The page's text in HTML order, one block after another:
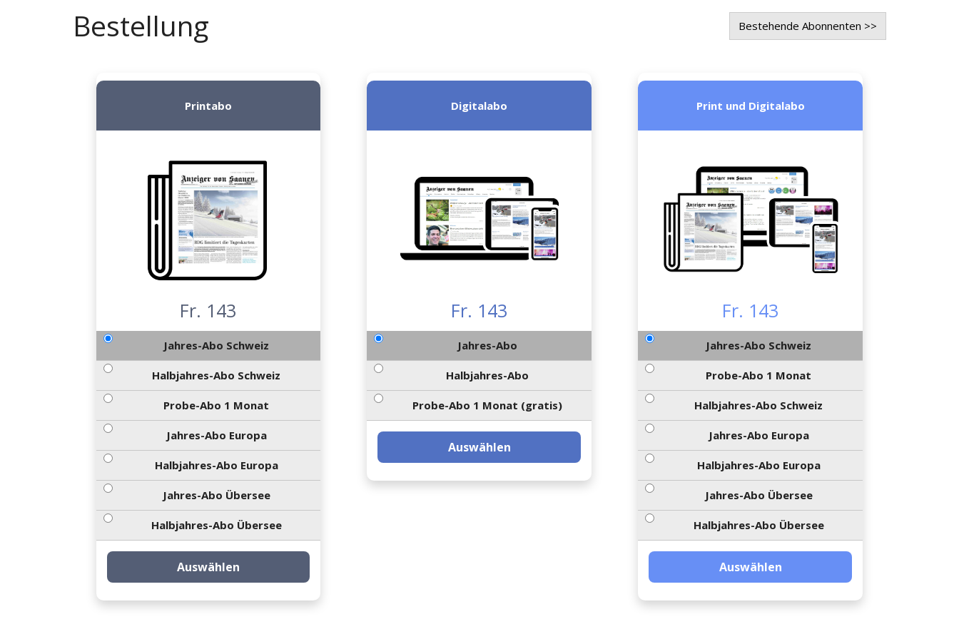
Bestellung Bestehende Abonnenten >>
Printabo
Fr. 143
Jahres-Abo Schweiz
Halbjahres-Abo Schweiz
Probe-Abo 1 Monat
Jahres-Abo Europa
Halbjahres-Abo Europa
Jahres-Abo Übersee
Halbjahres-Abo Übersee
Auswählen
Digitalabo
Fr. 143
Jahres-Abo
Halbjahres-Abo
Probe-Abo 1 Monat (gratis)
Auswählen
Print und Digitalabo
Fr. 143
Jahres-Abo Schweiz
Probe-Abo 1 Monat
Halbjahres-Abo Schweiz
Jahres-Abo Europa
Halbjahres-Abo Europa
Jahres-Abo Übersee
Halbjahres-Abo Übersee
Auswählen